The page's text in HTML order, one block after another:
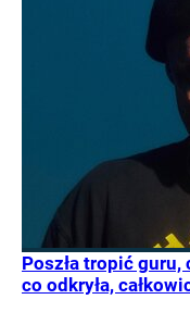
Poszła tropić
co odkryła,